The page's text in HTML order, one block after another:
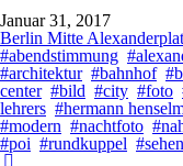
Januar 31, 2017
Berlin Mitte
#abendstimmung
#architektur #bahnhof
center #bild #city #foto
lehrers #hermann
#modern #nachtfoto
#poi #rundkuppel